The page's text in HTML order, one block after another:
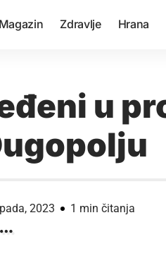
Magazin Zdravlje Hrana
u
2023 1 min čitanja